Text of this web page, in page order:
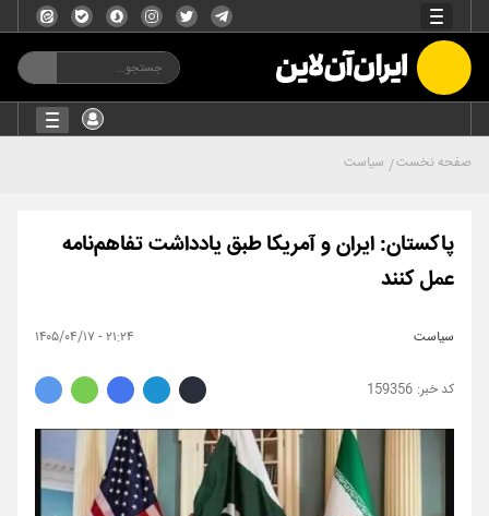
صفحه نخست سیاست
پاکستان: ایران و آمریکا طبق یادداشت تفاهم‌نامه
عمل کنند
سیاست ۲۱:۲۴ - ۱۴۰۵/۰۴/۱۷
159356